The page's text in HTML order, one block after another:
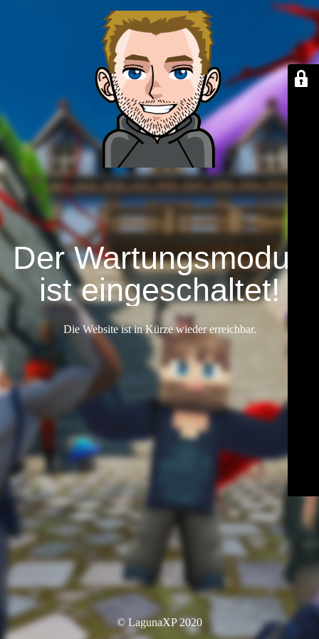
Der Wartungsmodus
ist eingeschaltet!
Die Website ist in Kürze wieder erreichbar.
© LagunaXP 2020